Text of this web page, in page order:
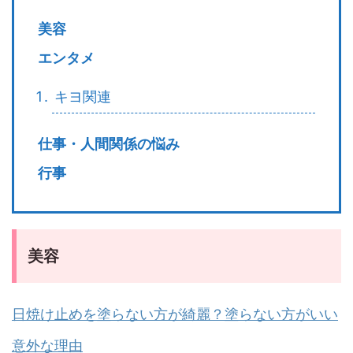
美容
エンタメ
キヨ関連
仕事・人間関係の悩み
行事
美容
日焼け止めを塗らない方が綺麗？塗らない方がいい
意外な理由